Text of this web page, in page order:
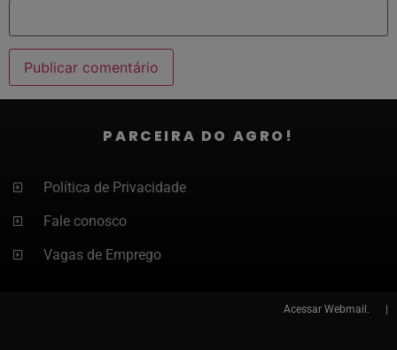
PARCEIRA DO AGRO!
Política de Privacidade
Fale conosco
Vagas de Emprego
Acessar Webmail. |